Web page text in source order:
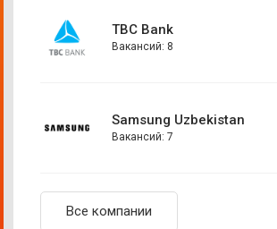
TBC Bank
Вакансий: 8
Samsung Uzbekistan
Вакансий: 7
Все компании